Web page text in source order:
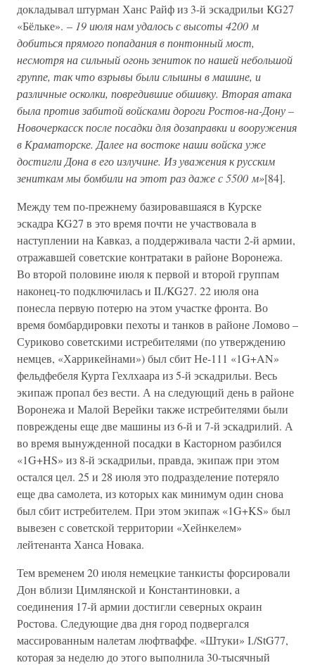
докладывал штурман Ханс Райф из 3-й эскадрильи KG27
«Бёльке». – 19 июля нам удалось с высоты 4200 м
добиться прямого попадания в понтонный мост,
несмотря на сильный огонь зениток по нашей небольшой
группе, так что взрывы были слышны в машине, и
различные осколки, повредившие обшивку. Вторая атака
была против забитой войсками дороги Ростов-на-Дону –
Новочеркасск после посадки для дозаправки и вооружения
в Краматорске. Далее на востоке наши войска уже
достигли Дона в его излучине. Из уважения к русским
зениткам мы бомбили на этот раз даже с 5500 м»[84].
Между тем по-прежнему базировавшаяся в Курске
эскадра KG27 в это время почти не участвовала в
наступлении на Кавказ, а поддерживала части 2-й армии,
отражавшей советские контратаки в районе Воронежа.
Во второй половине июля к первой и второй группам
наконец-то подключилась и II./KG27. 22 июля она
понесла первую потерю на этом участке фронта. Во
время бомбардировки пехоты и танков в районе Ломово –
Суриково советскими истребителями (по утверждению
немцев, «Харрикейнами») был сбит Не-111 «1G+AN»
фельдфебеля Курта Гехлхаара из 5-й эскадрильи. Весь
экипаж пропал без вести. А на следующий день в районе
Воронежа и Малой Верейки также истребителями были
повреждены еще две машины из 6-й и 7-й эскадрилий. А
во время вынужденной посадки в Касторном разбился
«1G+HS» из 8-й эскадрильи, правда, экипаж при этом
остался цел. 25 и 28 июля это подразделение потеряло
еще два самолета, из которых как минимум один снова
был сбит истребителем. При этом экипаж «1G+KS» был
вывезен с советской территории «Хейнкелем»
лейтенанта Ханса Новака.
Тем временем 20 июля немецкие танкисты форсировали
Дон вблизи Цимлянской и Константиновки, а
соединения 17-й армии достигли северных окраин
Ростова. Следующие два дня город подвергался
массированным налетам люфтваффе. «Штуки» I./StG77,
которая за неделю до этого выполнила 30-тысячный